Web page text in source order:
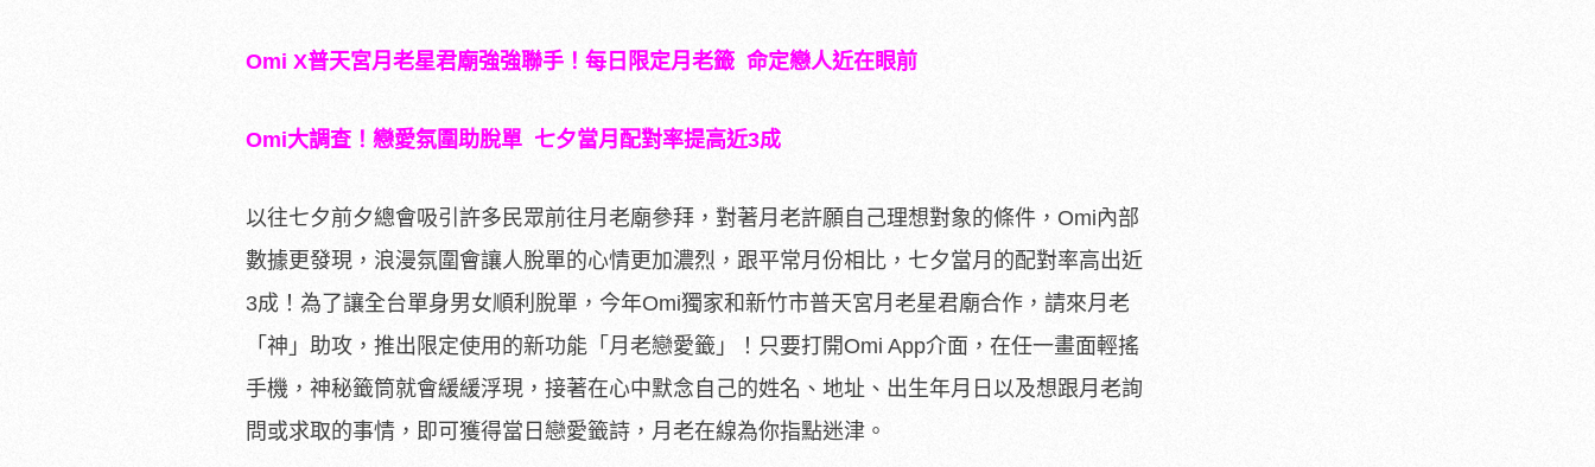
Omi X普天宮月老星君廟強強聯手！每日限定月老籤 命定戀人近在眼前
Omi大調查！戀愛氛圍助脫單 七夕當月配對率提高近3成
以往七夕前夕總會吸引許多民眾前往月老廟參拜，對著月老許願自己理想對象的條件，Omi內部
數據更發現，浪漫氛圍會讓人脫單的心情更加濃烈，跟平常月份相比，七夕當月的配對率高出近
3成！為了讓全台單身男女順利脫單，今年Omi獨家和新竹市普天宮月老星君廟合作，請來月老
「神」助攻，推出限定使用的新功能「月老戀愛籤」！只要打開Omi App介面，在任一畫面輕搖
手機，神秘籤筒就會緩緩浮現，接著在心中默念自己的姓名、地址、出生年月日以及想跟月老詢
問或求取的事情，即可獲得當日戀愛籤詩，月老在線為你指點迷津。